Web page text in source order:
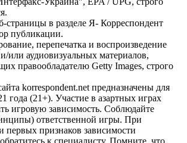
страницы в разделе Я- Корреспондент
публикации.
перепечатка и воспроизведение
или аудиовизуальных материалов,
правообладателю Getty Images, строго
korrespondent.net предназначены для
года (21+). Участие в азартных играх
игровую зависимость. Соблюдайте
ответственной игры. При
первых признаков зависимости